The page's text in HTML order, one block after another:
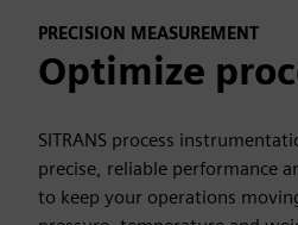
PRECISION MEASUREMENT
Optimize
SITRANS process
precise, reliable performance
to keep your operations